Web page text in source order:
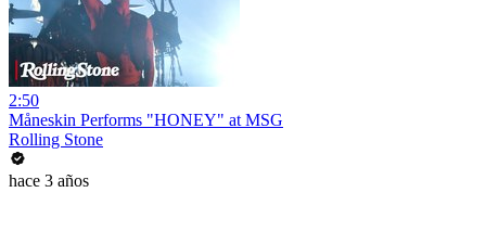
2:50
Måneskin Performs "HONEY" at MSG
Rolling Stone
hace 3 años